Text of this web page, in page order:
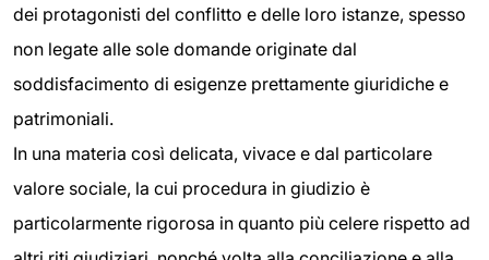
dei protagonisti del conflitto e delle loro istanze, spesso
non legate alle sole domande originate dal
soddisfacimento di esigenze prettamente giuridiche e
patrimoniali.
In una materia così delicata, vivace e dal particolare
valore sociale, la cui procedura in giudizio è
particolarmente rigorosa in quanto più celere rispetto ad